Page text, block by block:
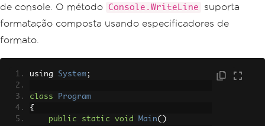
de console. O método Console.WriteLine
suporta
formatação composta usando especificadores de
formato.
using System;
class
Program
{
public
static void Main()